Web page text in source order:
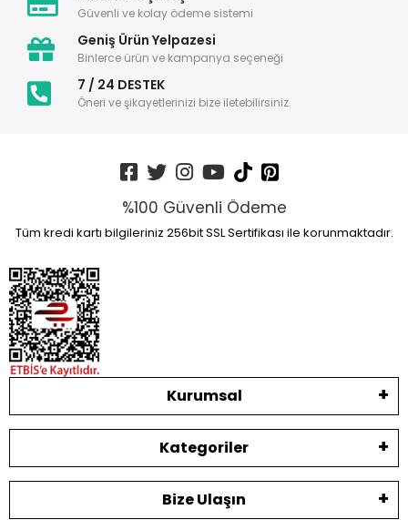
Güvenli ve kolay ödeme sistemi
Geniş Ürün Yelpazesi
Binlerce ürün ve kampanya seçeneği
7 / 24 DESTEK
Öneri ve şikayetlerinizi bize iletebilirsiniz.
%100 Güvenli Ödeme
Tüm kredi kartı bilgileriniz 256bit SSL Sertifikası ile korunmaktadır.
Kurumsal
Kategoriler
Bize Ulaşın